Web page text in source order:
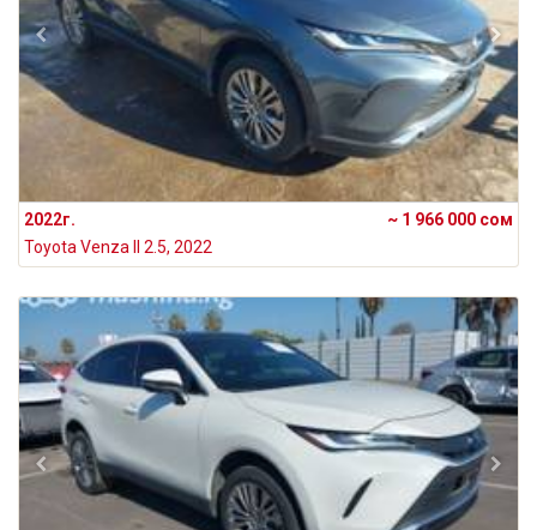
2022г.
~ 1 966 000 сом
Toyota Venza II 2.5, 2022